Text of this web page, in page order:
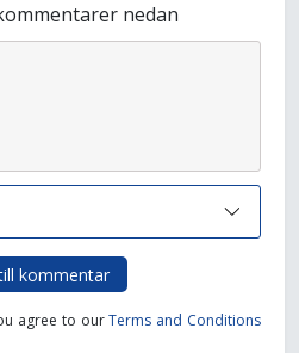
nedan
kommentar
agree to ourTerms and Conditions